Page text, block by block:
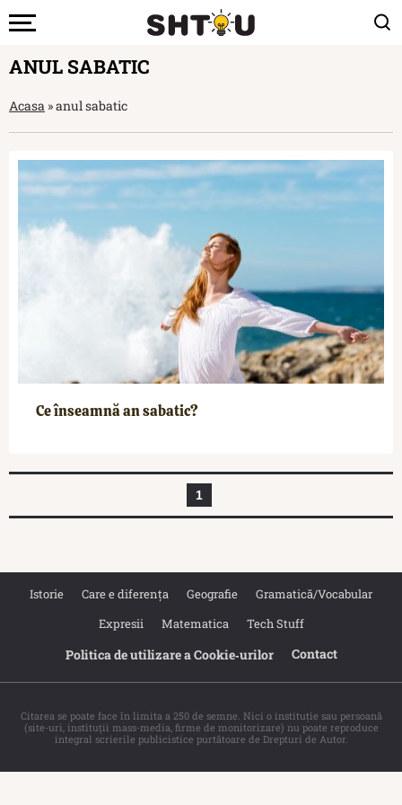
ANUL SABATIC
Acasa »anul sabatic
Ce înseamnă an sabatic?
1
Istorie Care e diferența Geografie
Gramatică/Vocabular
Expresii
Matematica Tech Stuff
Politica de utilizare a Cookie‐urilor Contact
Citarea se poate face în limita a 250 de semne. Nici o instituţie sau persoană
(site-uri, instituţii mass-media, firme de monitorizare) nu poate reproduce
integral scrierile publicistice purtătoare de Drepturi de Autor.